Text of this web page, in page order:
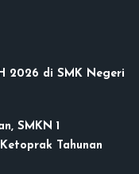
2026 di SMK Negeri
SMKN 1
Tahunan